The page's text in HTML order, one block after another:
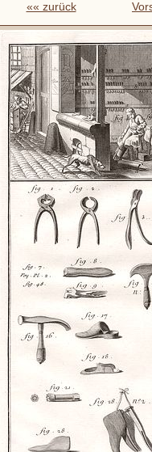
«« zurück